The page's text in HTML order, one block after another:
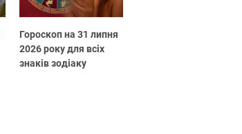
Гороскоп на 31 липня
2026 року для всіх
знаків зодіаку